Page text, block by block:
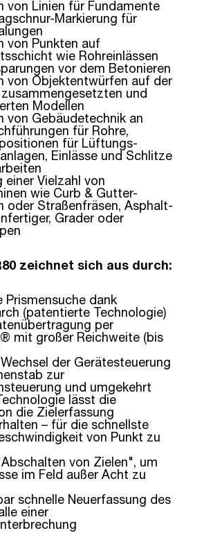
von Linien für Fundamente
Markierung für
von Punkten auf
wie Rohreinlässen
vor dem Betonieren
von Objektentwürfen auf der
zusammengesetzten und
Modellen
von Gebäudetechnik an
für Rohre,
für Lüftungs-
Einlässe und Schlitze
einer Vielzahl von
wie Curb & Gutter-
oder Straßenfräsen, Asphalt-
Grader oder
zeichnet sich aus durch:
Prismensuche dank
(patentierte Technologie)
per
mit großer Reichweite (bis
der Gerätesteuerung
zur
und umgekehrt
lässt die
die Zielerfassung
– für die schnellste
von Punkt zu
von Zielen", um
im Feld außer Acht zu
schnelle Neuerfassung des
einer